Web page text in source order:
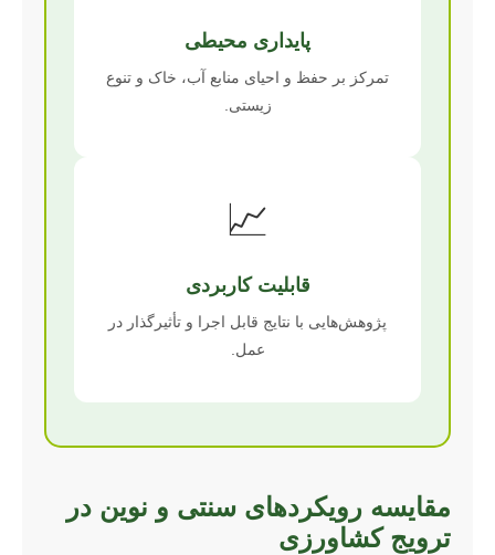
پایداری محیطی
تمرکز بر حفظ و احیای منابع آب، خاک و تنوع
زیستی.
📈
قابلیت کاربردی
پژوهش‌هایی با نتایج قابل اجرا و تأثیرگذار در
عمل.
مقایسه رویکردهای سنتی و نوین در
ترویج کشاورزی